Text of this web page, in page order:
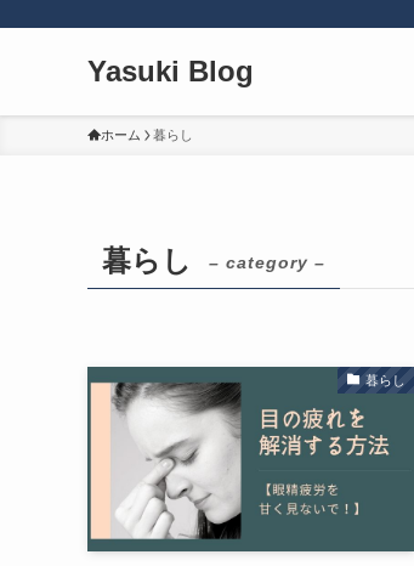
Yasuki Blog
ホーム 暮らし
暮らし – category –
暮らし